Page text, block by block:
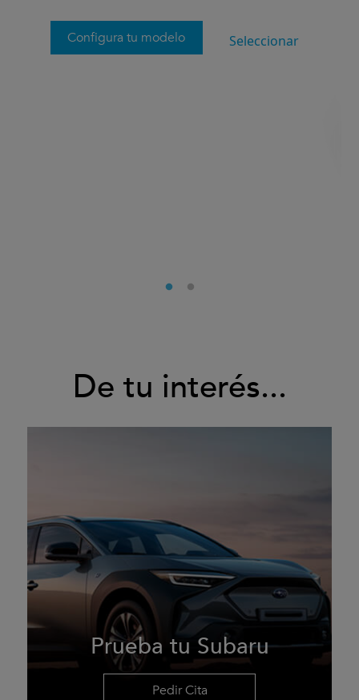
Configura tu modelo Seleccionar
De tu interés...
Prueba tu Subaru
Pedir Cita